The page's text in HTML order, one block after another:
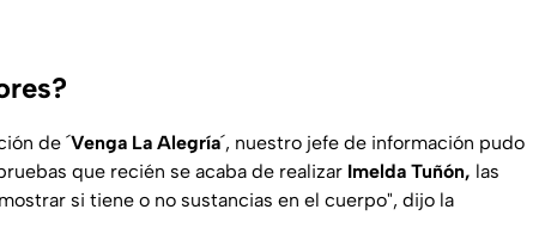
de ´Venga La Alegría´, nuestro jefe de información pudo
que recién se acaba de realizar Imelda Tuñón, las
si tiene o no sustancias en el cuerpo", dijo la